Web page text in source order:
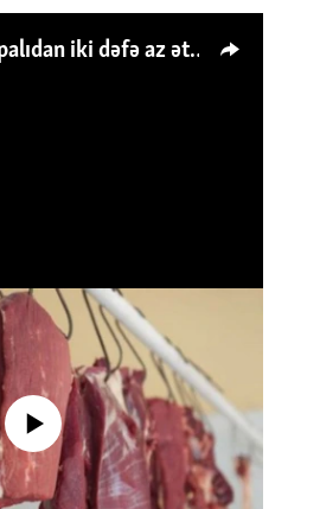
Azərbaycanlı avropalıdan iki dəfə az ət yeyir, amma... 'Qiymət artımı qaçılmazdır'
currently available